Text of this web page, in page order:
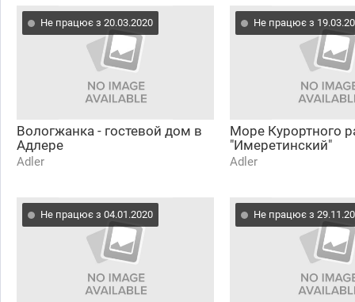
Не працює з 20.03.2020
Вологжанка - гостевой дом в
Адлере
Adler
Не працює з
Море Курортного
"Имеретинский"
Adler
Не працює з 04.01.2020 Не працює з